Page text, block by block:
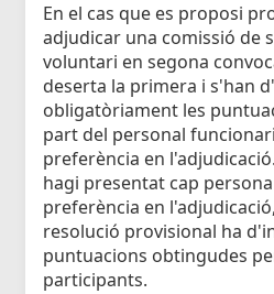
En el cas que es proposi
adjudicar una comissió de
voluntari en segona
deserta la primera i s'han
obligatòriament les
part del personal
preferència en
hagi presentat cap
preferència en
resolució provisional ha
puntuacions obtingudes
participants.